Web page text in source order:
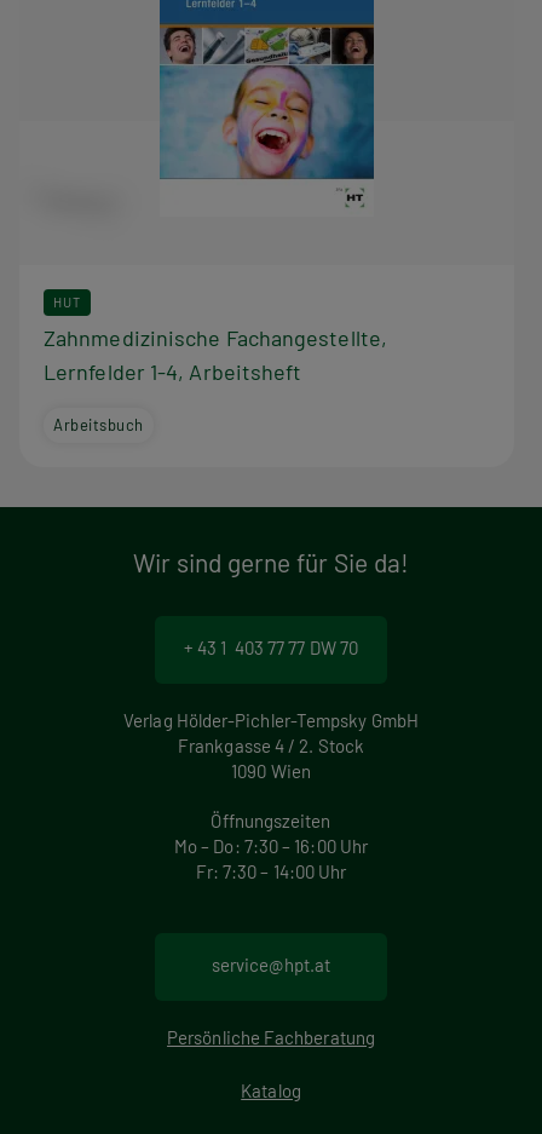
HUT
Zahnmedizinische Fachangestellte,
Lernfelder 1-4, Arbeitsheft
Arbeitsbuch
Wir sind gerne für Sie da!
+ 43 1 403 77 77 DW 70
Verlag Hölder-Pichler-Tempsky GmbH
Frankgasse 4 / 2. Stock
1090 Wien
Öffnungszeiten
Mo – Do: 7:30 – 16:00 Uhr
Fr: 7:30 – 14:00 Uhr
service@hpt.at
Persönliche Fachberatung
Katalog